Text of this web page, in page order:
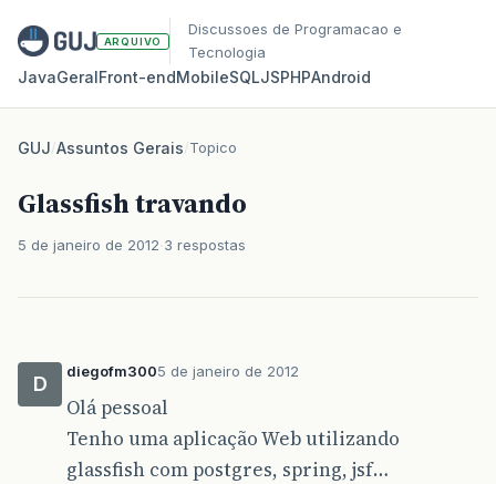
ARQUIVO
Discussoes de Programacao e
Tecnologia
JavaGeralFront‑endMobileSQLJSPHPAndroid
GUJ/Assuntos Gerais/Topico
Glassfish travando
5 de janeiro de 2012 3 respostas
D
diegofm3005 de janeiro de 2012
Olá pessoal
Tenho uma aplicação Web utilizando
glassfish com postgres, spring, jsf…